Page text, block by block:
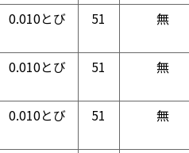
0.010とび 51 無
0.010とび 51 無
0.010とび 51 無